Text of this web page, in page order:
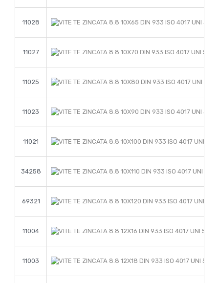
11028
11027
11025
11023
11021
34258
69321
11004
11003